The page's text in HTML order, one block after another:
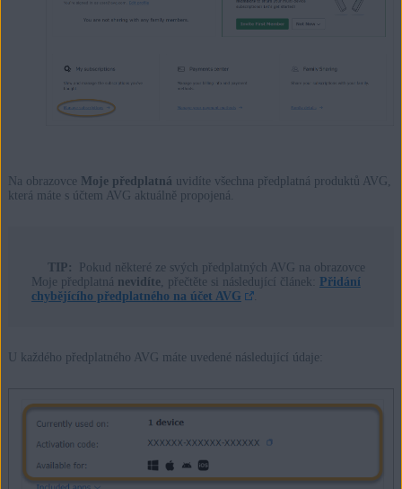
Na obrazovce Moje předplatná uvidíte všechna předplatná produktů AVG,
která máte s účtem AVG aktuálně propojená.
TIP:
Pokud některé ze svých předplatných AVG na obrazovce
Moje předplatná nevidíte, přečtěte si následující článek:
Přidání
chybějícího předplatného na účet AVG
.
U každého předplatného AVG máte uvedené následující údaje: